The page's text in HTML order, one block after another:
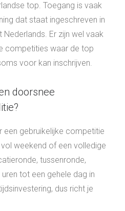
top. Toegang is vaak
dat staat ingeschreven in
Er zijn wel vaak
competities waar de top
voor kan inschrijven.
doorsnee
een gebruikelijke competitie
weekend of een volledige
tussenronde,
tot een gehele dag in
dus richt je